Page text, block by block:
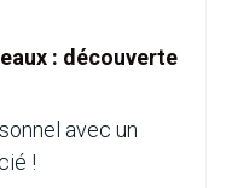
: découverte
avec un
!